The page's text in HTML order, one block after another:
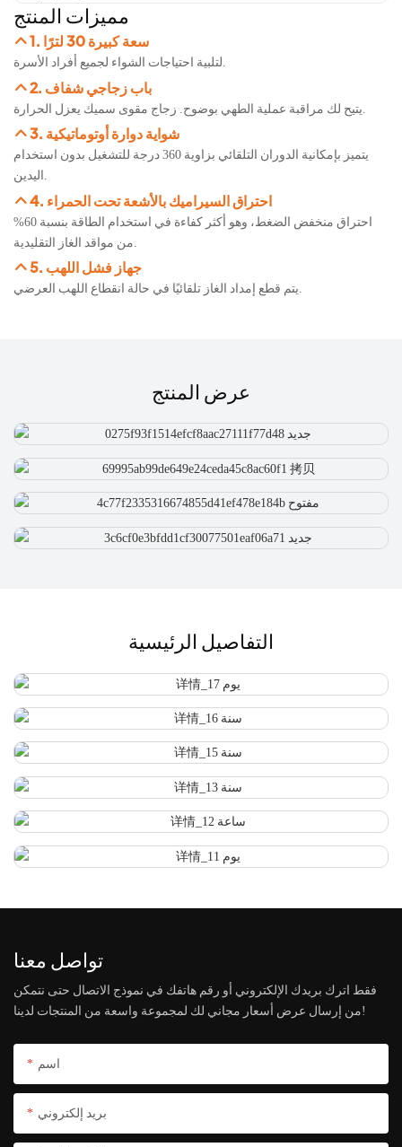
مميزات المنتج
1. سعة كبيرة 30 لترًا
لتلبية احتياجات الشواء لجميع أفراد الأسرة.
2. باب زجاجي شفاف
3. شواية دوارة أوتوماتيكية
يتميز بإمكانية الدوران التلقائي بزاوية 360 درجة للتشغيل بدون استخدام
اليدين.
4. احتراق السيراميك بالأشعة تحت الحمراء
احتراق منخفض الضغط، وهو أكثر كفاءة في استخدام الطاقة بنسبة 60%
5. جهاز فشل اللهب
يتم قطع إمداد الغاز تلقائيًا في حالة انقطاع اللهب العرضي.
عرض المنتج
التفاصيل الرئيسية
تواصل معنا
فقط اترك بريدك الإلكتروني أو رقم هاتفك في نموذج الاتصال حتى نتمكن
من إرسال عرض أسعار مجاني لك لمجموعة واسعة من المنتجات لدينا!
اسم
بريد إلكتروني